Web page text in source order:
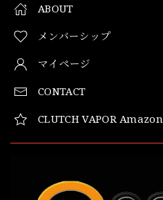
ABOUT
メンバーシップ
マイページ
CONTACT
CLUTCH VAPOR Amazon